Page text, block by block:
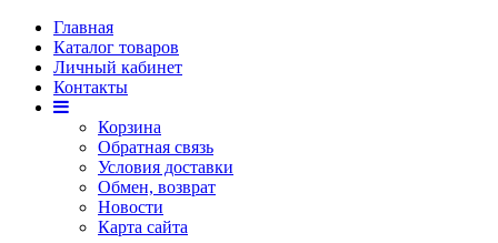
Главная
Каталог товаров
Личный кабинет
Контакты
Корзина
Обратная связь
Условия доставки
Обмен, возврат
Новости
Карта сайта